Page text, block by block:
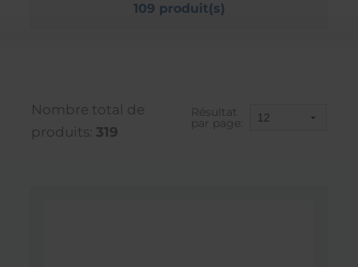
109 produit(s)
Nombre total de
produits: 319
Résultat
par page: